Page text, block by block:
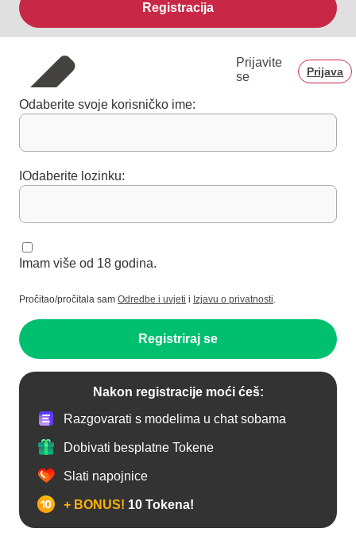
Registracija
Prijavite
se
Prijava
Odaberite svoje korisničko ime:
IOdaberite lozinku:
Imam više od 18 godina.
Pročitao/pročitala sam Odredbe i uvjeti i Izjavu o privatnosti.
Registriraj se
Nakon registracije moći ćeš:
Razgovarati s modelima u chat sobama
Dobivati besplatne Tokene
Slati napojnice
+ BONUS! 10 Tokena!